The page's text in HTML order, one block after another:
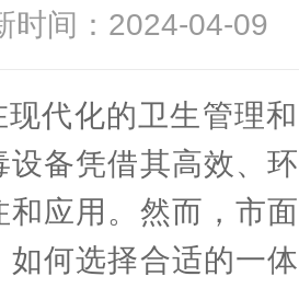
时间：2024-04-
化的卫生管理和
设备凭借其高效、
和应用。然而，市
如何选择合适的一